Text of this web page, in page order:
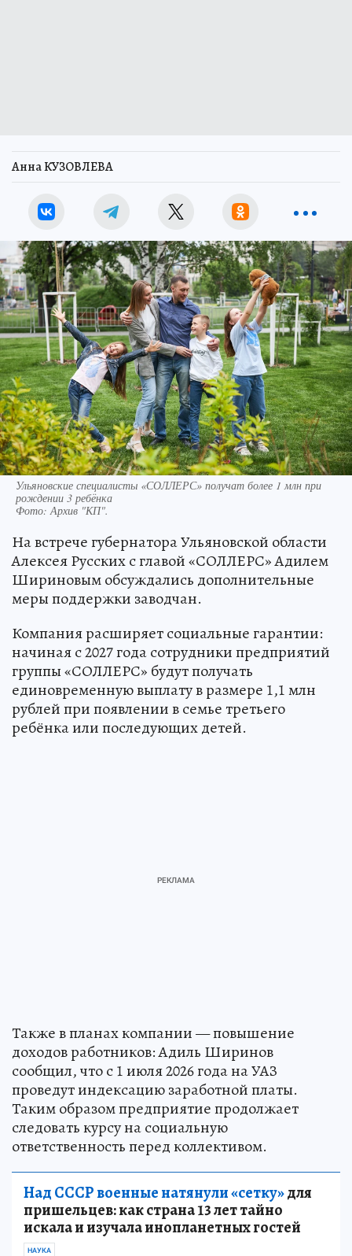
Анна КУЗОВЛЕВА
Ульяновские специалисты «СОЛЛЕРС» получат более 1 млн при
рождении 3 ребёнка
Фото:Архив "КП".
На встрече губернатора Ульяновской области
Алексея Русских с главой «СОЛЛЕРС» Адилем
Шириновым обсуждались дополнительные
меры поддержки заводчан.
Компания расширяет социальные гарантии:
начиная с 2027 года сотрудники предприятий
группы «СОЛЛЕРС» будут получать
единовременную выплату в размере 1,1 млн
рублей при появлении в семье третьего
ребёнка или последующих детей.
Также в планах компании — повышение
доходов работников: Адиль Ширинов
сообщил, что с 1 июля 2026 года на УАЗ
проведут индексацию заработной платы.
Таким образом предприятие продолжает
следовать курсу на социальную
ответственность перед коллективом.
Над СССР военные натянули «сетку»для
пришельцев: как страна 13 лет тайно
искала и изучала инопланетных гостей
НАУКА